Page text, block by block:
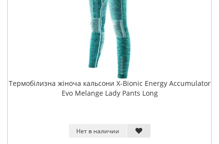
Термобілизна жіноча кальсони X-Bionic Energy Accumulator
Evo Melange Lady Pants Long
Нет в наличии